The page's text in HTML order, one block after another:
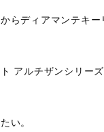
らディアマンテキー
アルチザンシリー
い。